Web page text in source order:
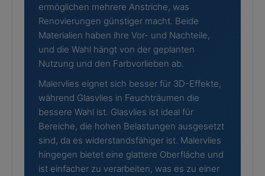
ermöglichen mehrere Anstriche, was
Renovierungen günstiger macht. Beide
Materialien haben ihre Vor- und Nachteile,
und die Wahl hängt von der geplanten
Nutzung und den Farbvorlieben ab.
Malervlies eignet sich besser für 3D-Effekte,
während Glasvlies in Feuchträumen die
bessere Wahl ist. Glasvlies ist ideal für
Bereiche, die hohen Belastungen ausgesetzt
sind, da es widerstandsfähiger ist. Malervlies
hingegen bietet eine glattere Oberfläche und
ist einfacher zu verarbeiten, was es zu einer